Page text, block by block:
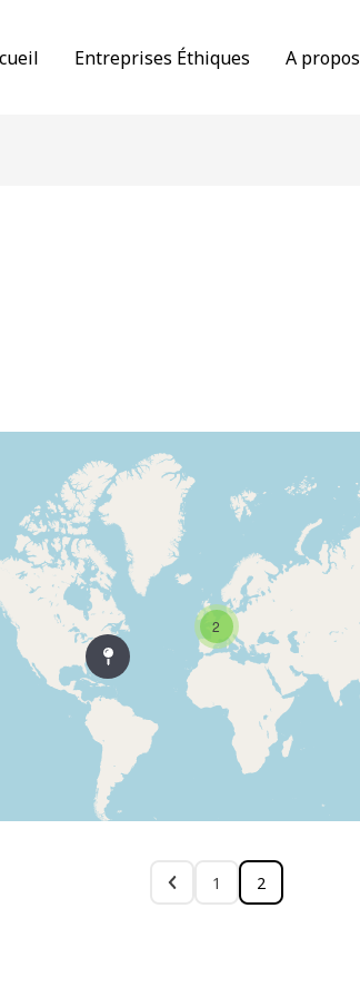
Entreprises Éthiques A propos
2
1 2